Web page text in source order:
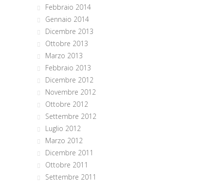
Febbraio 2014
Gennaio 2014
Dicembre 2013
Ottobre 2013
Marzo 2013
Febbraio 2013
Dicembre 2012
Novembre 2012
Ottobre 2012
Settembre 2012
Luglio 2012
Marzo 2012
Dicembre 2011
Ottobre 2011
Settembre 2011